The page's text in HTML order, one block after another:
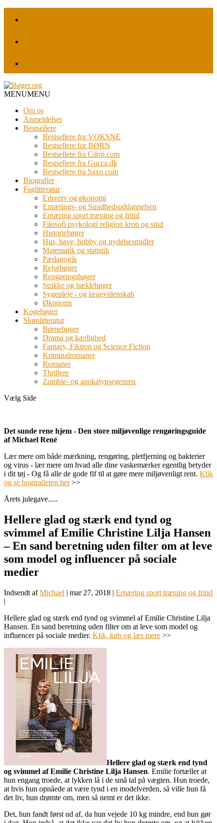
MENUMENU
Om os
Anmeldelser
Bestsellere
Bestsellere for VOKSNE
Bestsellere for BØRN
Bestsellere fra Cdon.com
Bestsellere fra Gucca.dk
Bestsellere fra Saxo.com
Biografier
Faglitteratur
Erhverv og økonomi
Ernærings- og Sundhedsuddannelsen
Ernæring sport træning og fritid
Filosofi psykologi religion krop og sind
Historiebøger
Hus, have, hobby og nydelsesmidler
Matematik og statistik
Pædagogik
Rejsebøger
Rengøringsbøger
Strikke og hæklebøger
Sygepleje - og lægevidenskab
Økonomi
Kogebøger
Skønlitteratur
Børnebøger
Drama og kærlighed
Fantasy, Fiktion og Science Fiction
Kriminalromaner
Romaner
Thrillere
Zombie- og apokalypsegenren
Vælg Side
Det sunde rene hjem - Den store miljøvenlige rengøringsguide
af Michael René
Lær mere om både mærkning, rengøring, pletfjerning og bakterier
og virus - lær mere om hvad alle dine vaskemærker egentlig betyder
i dit tøj - Og få alle de gode fif til at gøre mere miljøvenligt rent. Klik
og se bogtraileren her>>
Årets julegave.....
Hellere glad og stærk end tynd og
svimmel af Emilie Christine Lilja Hansen
– En sand beretning uden filter om at leve
som model og influencer på sociale
medier
Indsendt afMichael | mar 27, 2018 | Ernæring sport træning og fritid
|
Hellere glad og stærk end tynd og svimmel af Emilie Christine Lilja
Hansen. En sand beretning uden filter om at leve som model og
influencer på sociale medier. Klik, køb og læs mere >>
Hellere glad og stærk end tynd
og svimmel af Emilie Christine Lilja Hansen. Emilie fortæller at
hun engang troede, at lykken lå i de små tal på vægten. Hun troede,
at hvis hun opnåede at være tynd i en modelverden, så ville hun få
det liv, hun drømte om, men så nemt er det ikke.
Det, hun fandt først ud af, da hun vejede 10 kg mindre, end hun gør